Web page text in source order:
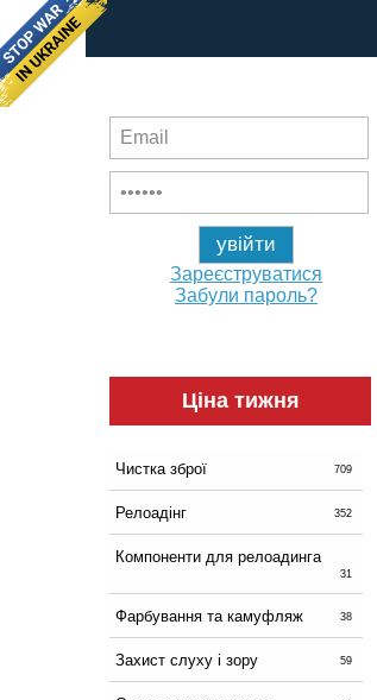
Зареєструватися
Забули пароль?
Ціна тижня
Чистка зброї 709
Релоадінг 352
Компоненти для релоадинга
31
Фарбування та камуфляж 38
Захист слуху і зору 59